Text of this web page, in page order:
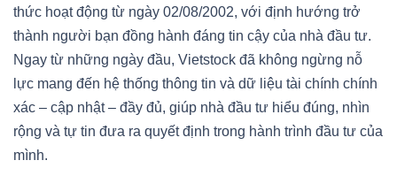
thức hoạt động từ ngày 02/08/2002, với định hướng trở
thành người bạn đồng hành đáng tin cậy của nhà đầu tư.
Ngay từ những ngày đầu, Vietstock đã không ngừng nỗ
lực mang đến hệ thống thông tin và dữ liệu tài chính chính
xác – cập nhật – đầy đủ, giúp nhà đầu tư hiểu đúng, nhìn
rộng và tự tin đưa ra quyết định trong hành trình đầu tư của
mình.